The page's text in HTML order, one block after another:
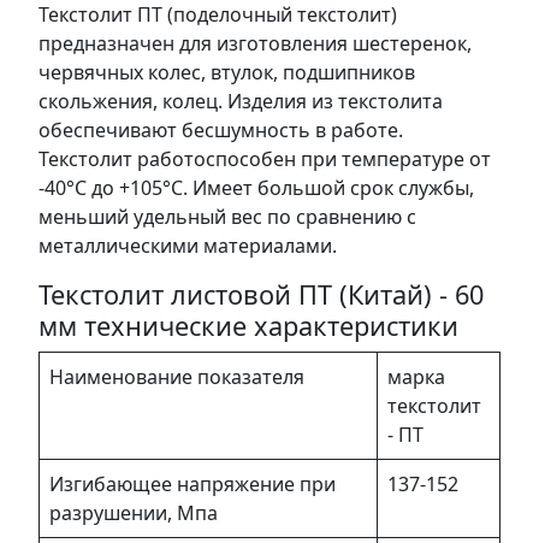
Текстолит ПТ (поделочный текстолит)
предназначен для изготовления шестеренок,
червячных колес, втулок, подшипников
скольжения, колец. Изделия из текстолита
обеспечивают бесшумность в работе.
Текстолит работоспособен при температуре от
-40°С до +105°С. Имеет большой срок службы,
меньший удельный вес по сравнению с
металлическими материалами.
Текстолит листовой ПТ (Китай) - 60
мм технические характеристики
Наименование показателя
марка
текстолит
- ПТ
Изгибающее напряжение при
разрушении, Мпа
137-152